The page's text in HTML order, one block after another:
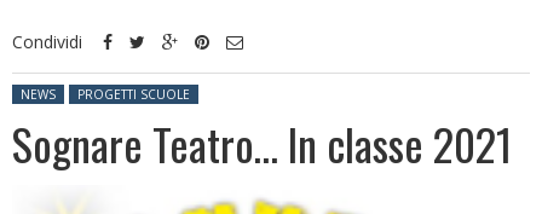
Condividi
Posted in:
NEWS PROGETTI SCUOLE
Sognare Teatro… In classe 2021